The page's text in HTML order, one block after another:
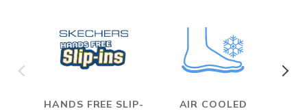
HANDS FREE SLIP-
AIR COOLED